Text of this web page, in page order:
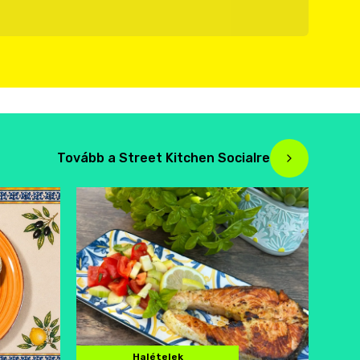
Tovább a Street Kitchen Socialre
Halételek